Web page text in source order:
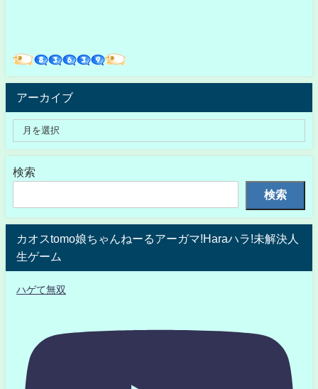
アーカイブ
検索
検索
カオスtomo娘ちゃんねーるアーガマ!Haraハラ!未解決人
生ゲーム
ハゲて無双